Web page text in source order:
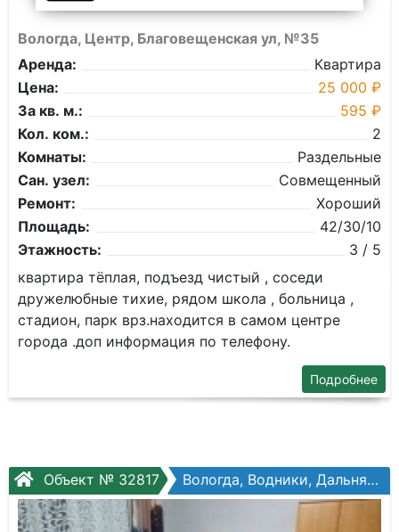
Вологда, Центр, Благовещенская ул, №35
Аренда:
Квартира
Цена:
25 000 ₽
За кв. м.:
595 ₽
Кол. ком.:
2
Комнаты:
Раздельные
Сан. узел:
Совмещенный
Ремонт:
Хороший
Площадь:
42/30/10
Этажность:
3 / 5
квартира тёплая, подъезд чистый , соседи
дружелюбные тихие, рядом школа , больница ,
стадион, парк врз.находится в самом центре
города .доп информация по телефону.
Подробнее
Объект № 32817 Вологда, Водники, Дальняя ул, №18б